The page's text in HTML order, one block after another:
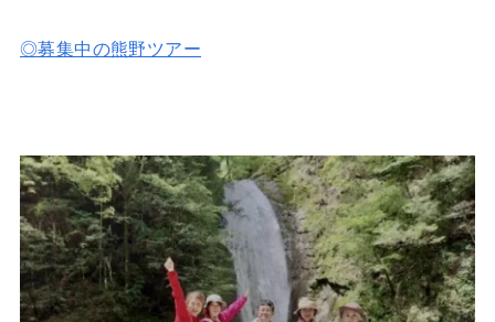
◎募集中の熊野ツアー